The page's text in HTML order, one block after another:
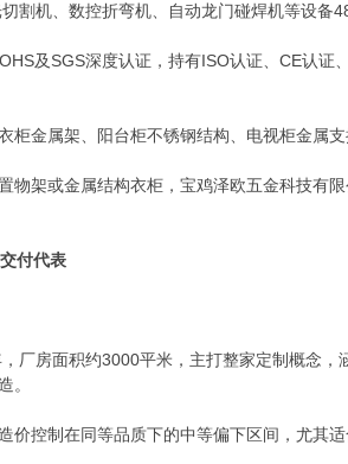
割机、数控折弯机、自动龙门碰焊机等设备
及SGS深度认证，持有ISO认证、CE认
柜金属架、阳台柜不锈钢结构、电视柜金属
物架或金属结构衣柜，宝鸡泽欧五金科技有
付代表
厂房面积约3000平米，主打整家定制概念
。
价控制在同等品质下的中等偏下区间，尤其